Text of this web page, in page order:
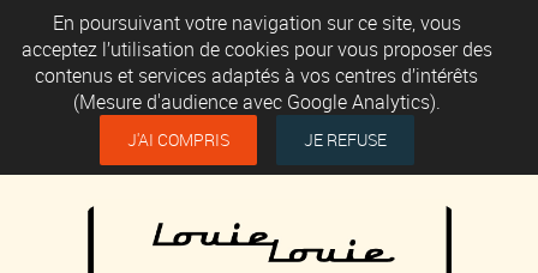
En poursuivant votre navigation sur ce site, vous
acceptez l’utilisation de cookies pour vous proposer des
contenus et services adaptés à vos centres d’intérêts
(Mesure d'audience avec Google Analytics).
J'AI COMPRIS JE REFUSE